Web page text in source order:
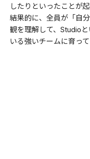
したりといったことが
結果的に、全員が「自
観を理解して、Studio
いる強いチームに育っ